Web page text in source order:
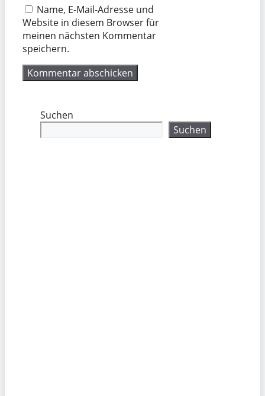
Name, E-Mail-Adresse und
Website in diesem Browser für
meinen nächsten Kommentar
speichern.
Suchen
Suchen